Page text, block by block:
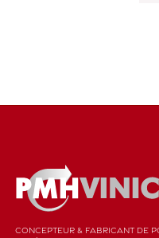
CONCEPTEUR & FABRICANT DE